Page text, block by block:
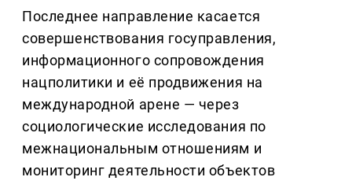
Последнее направление касается
совершенствования госуправления,
информационного сопровождения
нацполитики и её продвижения на
международной арене — через
социологические исследования по
межнациональным отношениям и
мониторинг деятельности объектов